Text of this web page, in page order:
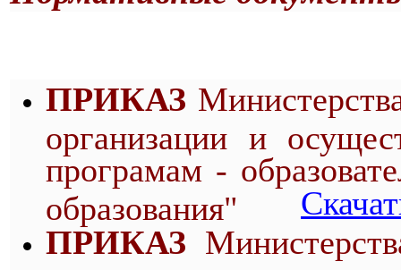
ПРИКАЗ
организации и
програмам -
образования"
ПРИКАЗ